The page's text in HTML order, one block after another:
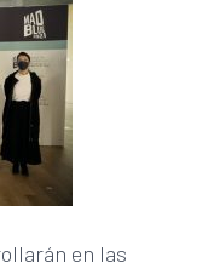
en las